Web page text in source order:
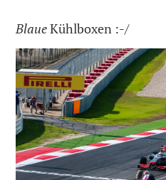
BlaueKühlboxen :-/